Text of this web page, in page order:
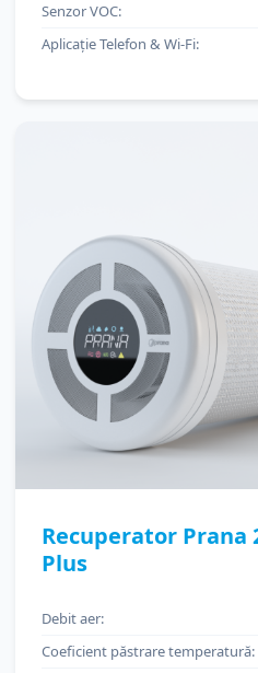
Senzor VOC:
Aplicație Telefon & Wi-Fi:
Recuperator Prana
Plus
Debit aer:
Coeficient păstrare temperatură: